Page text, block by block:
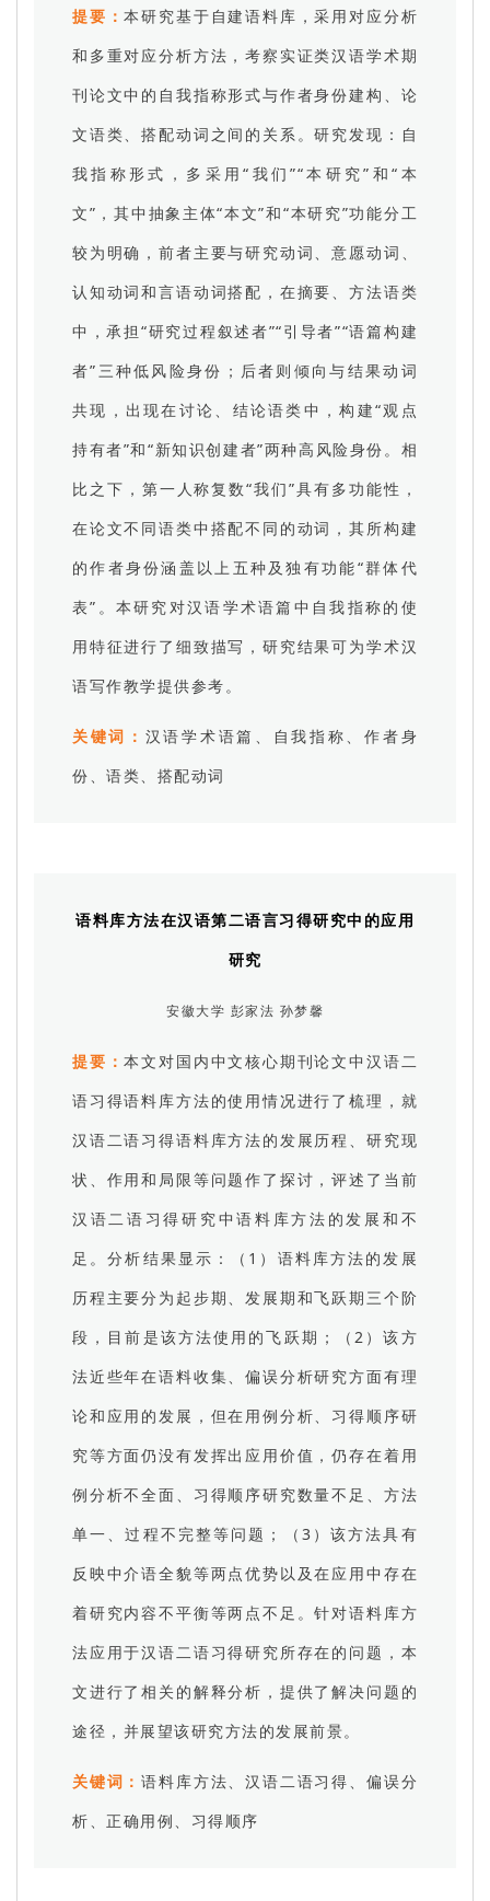
提要：本研究基于自建语料库，采用对应分析
和多重对应分析方法，考察实证类汉语学术期
刊论文中的自我指称形式与作者身份建构、论
文语类、搭配动词之间的关系。研究发现：自
我指称形式，多采用“我们”“本研究”和“本
文”，其中抽象主体“本文”和“本研究”功能分工
较为明确，前者主要与研究动词、意愿动词、
认知动词和言语动词搭配，在摘要、方法语类
中，承担“研究过程叙述者”“引导者”“语篇构建
者”三种低风险身份；后者则倾向与结果动词
共现，出现在讨论、结论语类中，构建“观点
持有者”和“新知识创建者”两种高风险身份。相
比之下，第一人称复数“我们”具有多功能性，
在论文不同语类中搭配不同的动词，其所构建
的作者身份涵盖以上五种及独有功能“群体代
表”。本研究对汉语学术语篇中自我指称的使
用特征进行了细致描写，研究结果可为学术汉
语写作教学提供参考。
关键词： 汉语学术语篇、自我指称、作者身
份、语类、搭配动词
语料库方法在汉语第二语言习得研究中的应用
研究
安徽大学 彭家法 孙梦馨
提要：本文对国内中文核心期刊论文中汉语二
语习得语料库方法的使用情况进行了梳理，就
汉语二语习得语料库方法的发展历程、研究现
状、作用和局限等问题作了探讨，评述了当前
汉语二语习得研究中语料库方法的发展和不
足。分析结果显示：（1）语料库方法的发展
历程主要分为起步期、发展期和飞跃期三个阶
段，目前是该方法使用的飞跃期；（2）该方
法近些年在语料收集、偏误分析研究方面有理
论和应用的发展，但在用例分析、习得顺序研
究等方面仍没有发挥出应用价值，仍存在着用
例分析不全面、习得顺序研究数量不足、方法
单一、过程不完整等问题；（3）该方法具有
反映中介语全貌等两点优势以及在应用中存在
着研究内容不平衡等两点不足。针对语料库方
法应用于汉语二语习得研究所存在的问题，本
文进行了相关的解释分析，提供了解决问题的
途径，并展望该研究方法的发展前景。
关键词：语料库方法、汉语二语习得、偏误分
析、正确用例、习得顺序